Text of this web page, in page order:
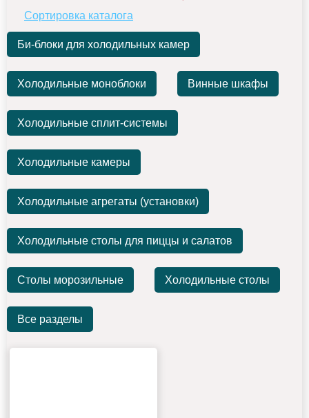
Сортировка каталога
Би-блоки для холодильных камер
Холодильные моноблоки Винные шкафы
Холодильные сплит-системы
Холодильные камеры
Холодильные агрегаты (установки)
Холодильные столы для пиццы и салатов
Столы морозильные Холодильные столы
Все разделы